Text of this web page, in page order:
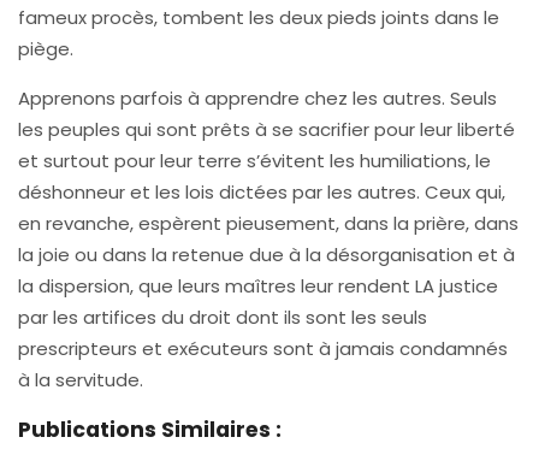
fameux procès, tombent les deux pieds joints dans le
piège.
Apprenons parfois à apprendre chez les autres. Seuls
les peuples qui sont prêts à se sacrifier pour leur liberté
et surtout pour leur terre s’évitent les humiliations, le
déshonneur et les lois dictées par les autres. Ceux qui,
en revanche, espèrent pieusement, dans la prière, dans
la joie ou dans la retenue due à la désorganisation et à
la dispersion, que leurs maîtres leur rendent LA justice
par les artifices du droit dont ils sont les seuls
prescripteurs et exécuteurs sont à jamais condamnés
à la servitude.
Publications Similaires :